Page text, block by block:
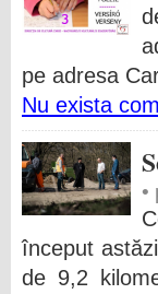
pe adresa
Nu exista
•
început
de 9,2